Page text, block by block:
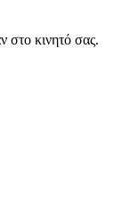
στο κινητό σας.